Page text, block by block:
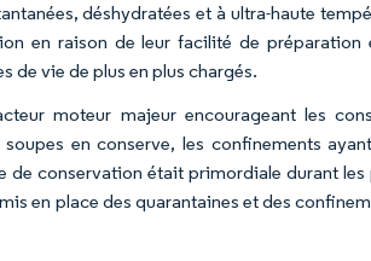
déshydratées et à ultra-haute
en raison de leur facilité de préparation
de vie de plus en plus chargés.
moteur majeur encourageant les
en conserve, les confinements
conservation était primordiale durant
en place des quarantaines et des